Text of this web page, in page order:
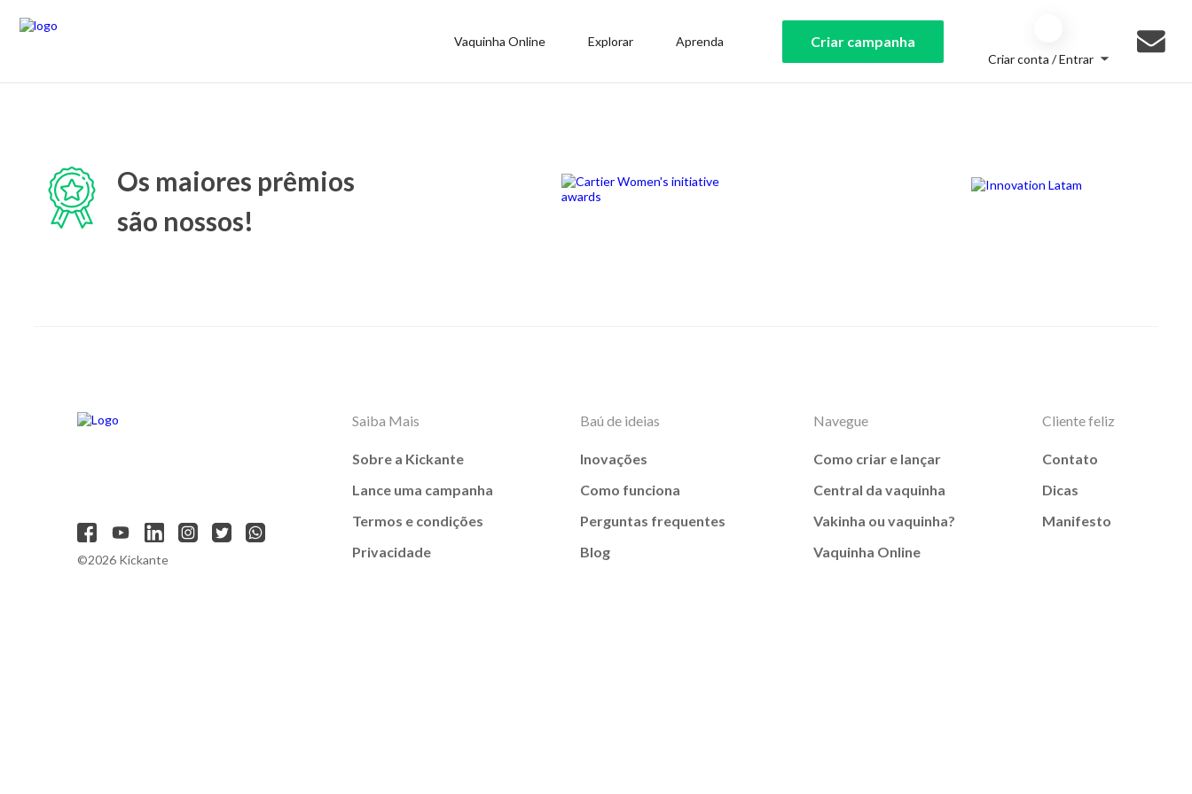
Vaquinha Online Explorar Aprenda Criar campanha
Criar conta / Entrar
Os maiores prêmios
são nossos!
©2026 Kickante
Saiba Mais
Sobre a Kickante
Lance uma campanha
Termos e condições
Privacidade
Baú de ideias
Inovações
Como funciona
Perguntas frequentes
Blog
Navegue
Como criar e lançar
Central da vaquinha
Vakinha ou vaquinha?
Vaquinha Online
Cliente feliz
Contato
Dicas
Manifesto